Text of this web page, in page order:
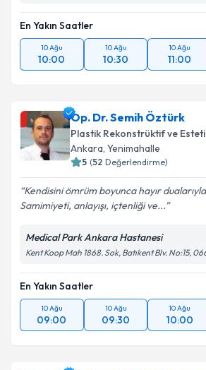
En Yakın Saatler
10 Ağu
10:00
10 Ağu
10:30
10 Ağu
11:00
Op. Dr. Semih Öztürk
Plastik Rekonstrüktif ve
Ankara, Yenimahalle
5 (52 Değerlendirme)
Kendisini ömrüm boyunca hayır
Samimiyeti, anlayışı, içtenliği ve...
Medical Park Ankara Hastanesi
Kent Koop Mah 1868. Sok, Batıkent Blv. No:15,
En Yakın Saatler
10 Ağu
09:00
10 Ağu
09:30
10 Ağu
10:00